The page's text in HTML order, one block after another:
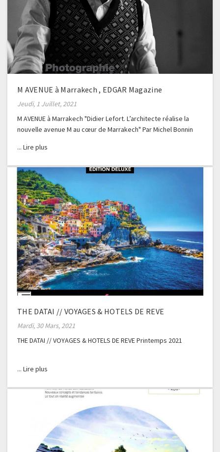
M AVENUE à Marrakech , EDGAR Magazine
Jeudi, 1 Juillet, 2021
M AVENUE à Marrakech "Didier Lefort. L’architecte réalise la
nouvelle avenue M au cœur de Marrakech" Par Michel Bonnin
THE DATAI // VOYAGES & HOTELS DE REVE
Mardi, 30 Mars, 2021
THE DATAI // VOYAGES & HOTELS DE REVE Printemps 2021